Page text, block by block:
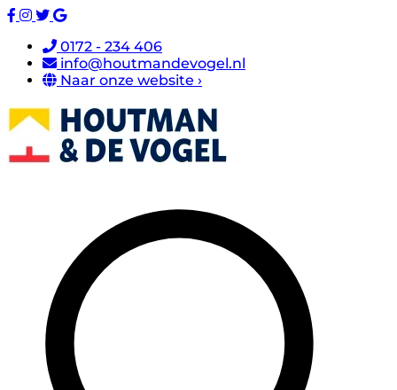
0172 - 234 406
info@houtmandevogel.nl
Naar onze website ›